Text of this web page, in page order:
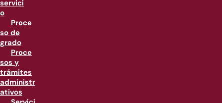
servici
o
Proce
so de
grado
Proce
sos y
trámites
administr
ativos